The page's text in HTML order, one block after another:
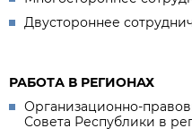
Двустороннее
РАБОТА В РЕГИОНАХ
Организационно-
Совета Республики в